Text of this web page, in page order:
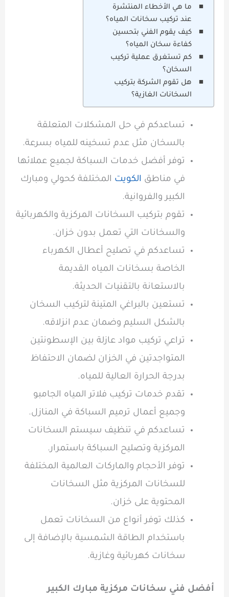
ما هي الأخطاء المنتشرة
عند تركيب سخانات المياه؟
كيف يقوم الفني بتحسين
كفاءة سخان المياه؟
كم تستغرق عملية تركيب
السخان؟
هل تقوم الشركة بتركيب
السخانات الغازية؟
تساعدكم في حل المشكلات المتعلقة
بالسخان مثل عدم تسخينه للمياه بسرعة.
توفر أفضل خدمات السباكة لجميع عملائها
في مناطق الكويت المختلفة كحولي ومبارك
الكبير والفروانية.
تقوم بتركيب السخانات المركزية والكهربائية
والسخانات التي تعمل بدون خزان.
تساعدكم في تصليح أعطال الكهرباء
الخاصة بسخانات المياه القديمة
بالاستعانة بالتقنيات الحديثة.
تستعين بالبراغي المتينة لتركيب السخان
بالشكل السليم وضمان عدم انزلاقه.
تراعي تركيب مواد عازلة بين الإسطونتين
المتواجدتين في الخزان لضمان الاحتفاظ
بدرجة الحرارة العالية للمياه.
تقدم خدمات تركيب فلاتر المياه الجامبو
وجميع أعمال ترميم السباكة في المنازل.
تساعدكم في تنظيف سيستم السخانات
المركزية وتصليح السباكة باستمرار.
توفر الأحجام والماركات العالمية المختلفة
للسخانات المركزية مثل السخانات
المحتوية على خزان.
كذلك توفر أنواع من السخانات تعمل
باستخدام الطاقة الشمسية بالإضافة إلى
سخانات كهربائية وغازية.
أفضل فني سخانات مركزية مبارك الكبير